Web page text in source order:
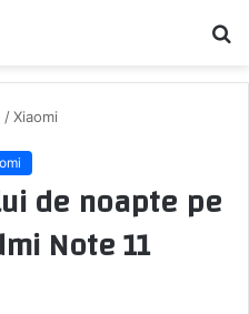
/Xiaomi
de noapte pe
Note 11